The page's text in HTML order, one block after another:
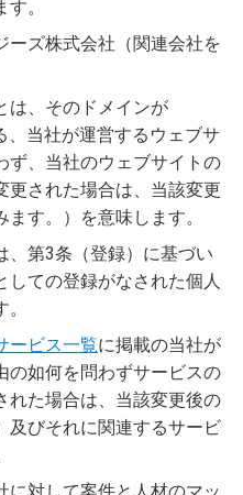
。
ーズ株式会社（関連会社を
は、そのドメインが
、当社が運営するウェブサ
ず、当社のウェブサイトの
更された場合は、当該変更
す。）を意味します。
、第3条（登録）に基づい
しての登録がなされた個人
ービス一覧に掲載の当社が
の如何を問わずサービスの
れた場合は、当該変更後の
及びそれに関連するサービ